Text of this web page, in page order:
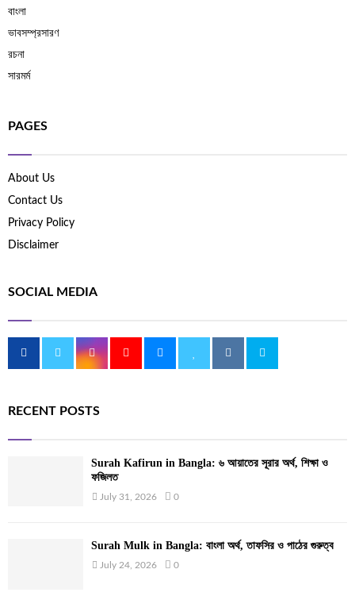
বাংলা
ভাবসম্প্রসারণ
রচনা
সারমর্ম
PAGES
About Us
Contact Us
Privacy Policy
Disclaimer
SOCIAL MEDIA
RECENT POSTS
Surah Kafirun in Bangla: ৬ আয়াতের সূরার অর্থ, শিক্ষা ও
ফজিলত
July 31, 2026 0
Surah Mulk in Bangla: বাংলা অর্থ, তাফসির ও পাঠের গুরুত্ব
July 24, 2026 0